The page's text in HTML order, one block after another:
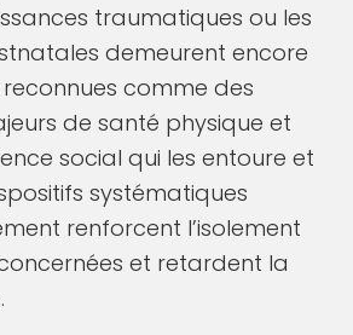
traumatiques ou les
demeurent encore
comme des
de santé physique et
social qui les entoure et
systématiques
renforcent l’isolement
et retardent la